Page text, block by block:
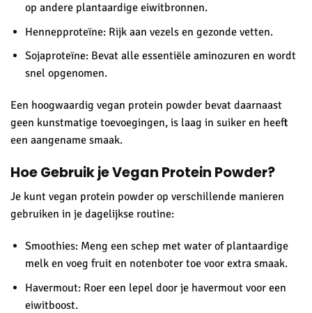
op andere plantaardige eiwitbronnen.
Hennepproteïne: Rijk aan vezels en gezonde vetten.
Sojaproteïne: Bevat alle essentiële aminozuren en wordt
snel opgenomen.
Een hoogwaardig vegan protein powder bevat daarnaast
geen kunstmatige toevoegingen, is laag in suiker en heeft
een aangename smaak.
Hoe Gebruik je Vegan Protein Powder?
Je kunt vegan protein powder op verschillende manieren
gebruiken in je dagelijkse routine:
Smoothies: Meng een schep met water of plantaardige
melk en voeg fruit en notenboter toe voor extra smaak.
Havermout: Roer een lepel door je havermout voor een
eiwitboost.